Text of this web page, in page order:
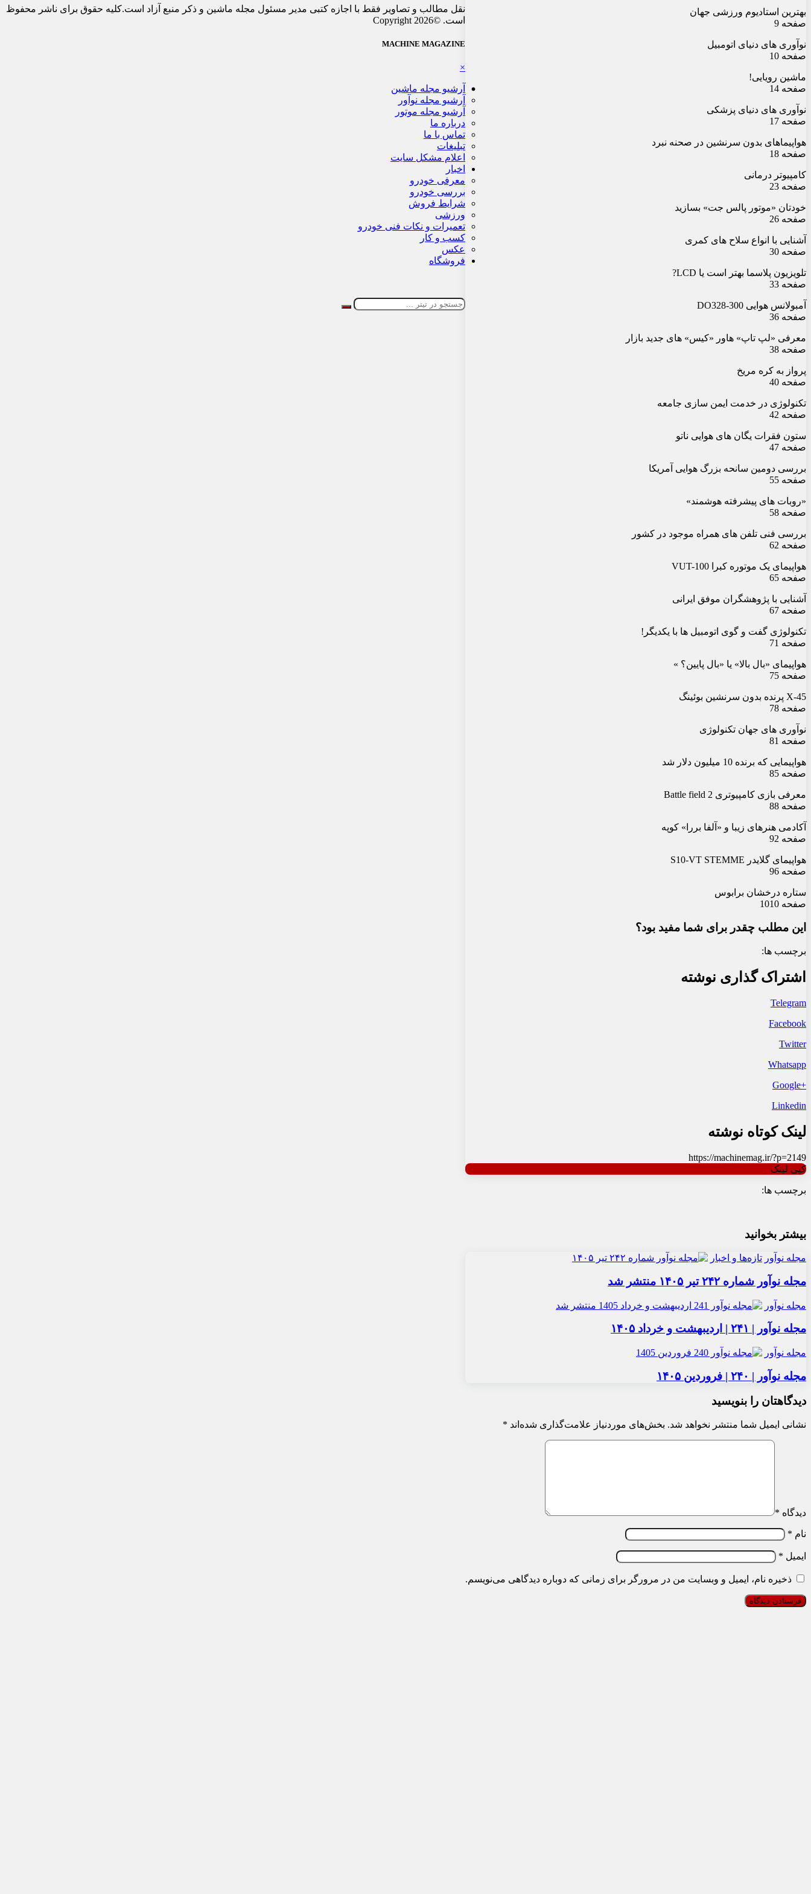
بهترین استادیوم ورزشی جهان
صفحه 9
نوآوری های دنیای اتومبیل
صفحه 10
ماشین رویایی!
صفحه 14
نوآوری های دنیای پزشکی
صفحه 17
هواپیماهای بدون سرنشین در صحنه نبرد
صفحه 18
کامپیوتر درمانی
صفحه 23
خودتان «موتور پالس جت» بسازید
صفحه 26
آشنایی با انواع سلاح های کمری
صفحه 30
تلویزیون پلاسما بهتر است یا LCD?
صفحه 33
آمبولانس هوایی DO328-300
صفحه 36
معرفی «لپ تاپ» هاور «کیس» های جدید بازار
صفحه 38
پرواز به کره مریخ
صفحه 40
تکنولوژی در خدمت ایمن سازی جامعه
صفحه 42
ستون فقرات یگان های هوایی ناتو
صفحه 47
بررسی دومین سانحه بزرگ هوایی آمریکا
صفحه 55
«روبات های پیشرفته هوشمند»
صفحه 58
بررسی فنی تلفن های همراه موجود در کشور
صفحه 62
هواپیمای یک موتوره کبرا VUT-100
صفحه 65
آشنایی با پژوهشگران موفق ایرانی
صفحه 67
تکنولوژی گفت و گوی اتومبیل ها با یکدیگر!
صفحه 71
هواپیمای «بال بالا» یا «بال پایین؟ »
صفحه 75
X-45 پرنده بدون سرنشین بوئینگ
صفحه 78
نوآوری های جهان تکنولوژی
صفحه 81
هواپیمایی که برنده 10 میلیون دلار شد
صفحه 85
معرفی بازی کامپیوتری Battle field 2
صفحه 88
آکادمی هنرهای زیبا و «آلفا بررا» کوپه
صفحه 92
هواپیمای گلایدر S10-VT STEMME
صفحه 96
ستاره درخشان برابوس
صفحه 1010
این مطلب چقدر برای شما مفید بود؟
برچسب ها:
اشتراک گذاری نوشته
Telegram
Facebook
Twitter
Whatsapp
+Google
Linkedin
لینک کوتاه نوشته
https://machinemag.ir/?p=2149
کپی لینک
برچسب ها:
بیشتر بخوانید
مجله نوآور تازه‌ها و اخبار
مجله نوآور شماره ۲۴۲ تیر ۱۴۰۵ منتشر شد
مجله نوآور
مجله نوآور | ۲۴۱ | اردیبهشت و خرداد ۱۴۰۵
مجله نوآور
مجله نوآور | ۲۴۰ | فروردین ۱۴۰۵
دیدگاهتان را بنویسید
نشانی ایمیل شما منتشر نخواهد شد. بخش‌های موردنیاز علامت‌گذاری شده‌اند *
دیدگاه *
نام *
ایمیل *
ذخیره نام، ایمیل و وبسایت من در مرورگر برای زمانی که دوباره دیدگاهی می‌نویسم.
نقل مطالب و تصاویر فقط با اجازه کتبی مدیر مسئول مجله ماشین و ذکر منبع آزاد است.کلیه حقوق برای ناشر محفوظ
است. ©Copyright 2026
MACHINE MAGAZINE
×
آرشیو مجله ماشین
آرشیو مجله نوآور
آرشیو مجله موتور
درباره ما
تماس با ما
تبلیغات
اعلام مشکل سایت
اخبار
معرفی خودرو
بررسی خودرو
شرایط فروش
ورزشی
تعمیرات و نکات فنی خودرو
کسب و کار
عکس
فروشگاه